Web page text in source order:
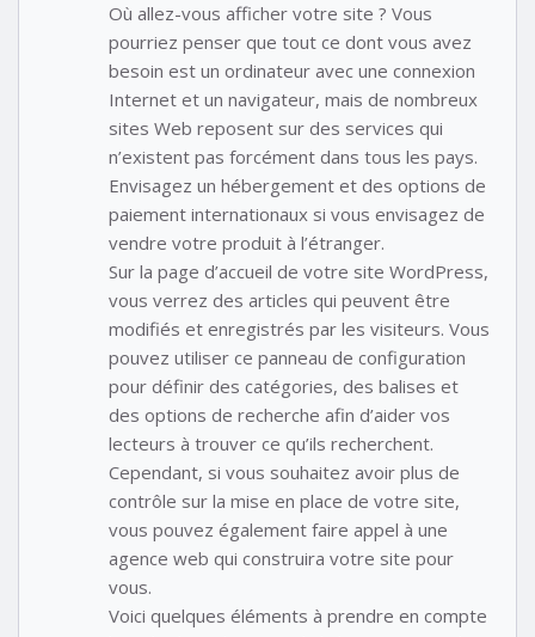
Où allez-vous afficher votre site ? Vous
pourriez penser que tout ce dont vous avez
besoin est un ordinateur avec une connexion
Internet et un navigateur, mais de nombreux
sites Web reposent sur des services qui
n’existent pas forcément dans tous les pays.
Envisagez un hébergement et des options de
paiement internationaux si vous envisagez de
vendre votre produit à l’étranger.
Sur la page d’accueil de votre site WordPress,
vous verrez des articles qui peuvent être
modifiés et enregistrés par les visiteurs. Vous
pouvez utiliser ce panneau de configuration
pour définir des catégories, des balises et
des options de recherche afin d’aider vos
lecteurs à trouver ce qu’ils recherchent.
Cependant, si vous souhaitez avoir plus de
contrôle sur la mise en place de votre site,
vous pouvez également faire appel à une
agence web qui construira votre site pour
vous.
Voici quelques éléments à prendre en compte